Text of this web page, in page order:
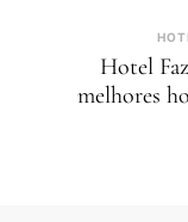
Hotel
melhores